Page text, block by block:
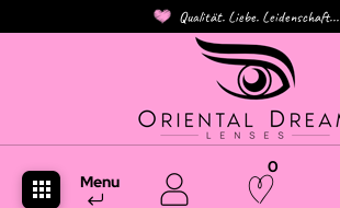
Qualität. Liebe. Leidenschaft...
Menu
0